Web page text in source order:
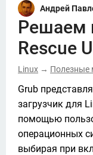
Андрей
Решаем
Rescue
Linux → Полезные
Grub
загрузчик для
помощью
операционных
выбирая при